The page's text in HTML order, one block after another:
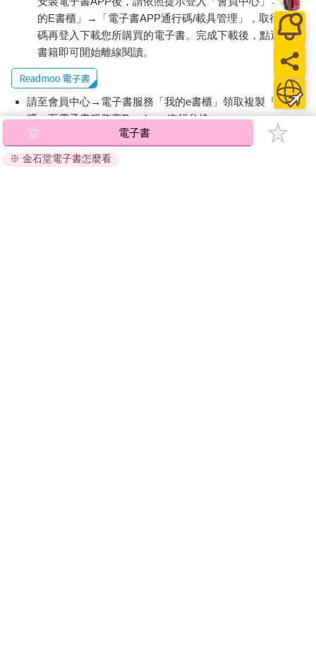
的E書櫃」→「電子書APP通行碼/載具管理」，取得通行
碼再登入下載您所購買的電子書。完成下載後，點選任一
書籍即可開始離線閱讀。
請至會員中心→電子書服務「我的e書櫃」領取複製『兌換
碼』至電子書服務商Readmoo進行兌換。
退換貨須知：
因版權保護，您在金石堂所購買的電子書僅能以金石堂專屬
電子書
※ 金石堂電子書怎麼看